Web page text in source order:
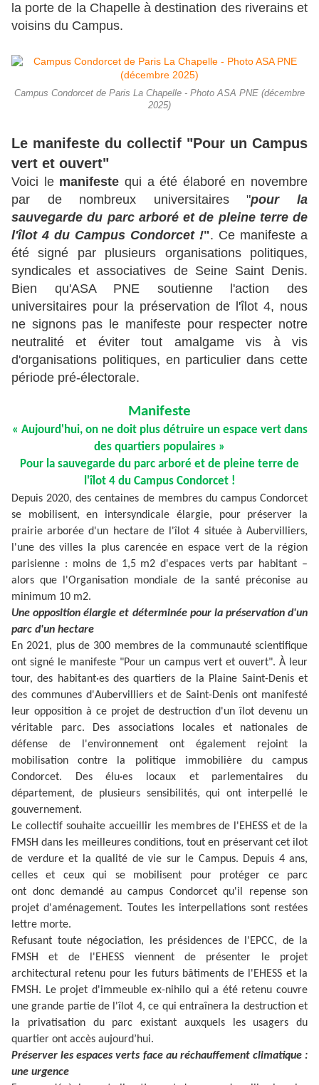
la porte de la Chapelle à destination des riverains et
voisins du Campus.
Campus Condorcet de Paris La Chapelle - Photo ASA PNE (décembre
2025)
Le manifeste du collectif "Pour un Campus
vert et ouvert"
Voici le manifeste qui a été élaboré en novembre
par de nombreux universitaires "pour la
sauvegarde du parc arboré et de pleine terre de
l'îlot 4 du Campus Condorcet !". Ce manifeste a
été signé par plusieurs organisations politiques,
syndicales et associatives de Seine Saint Denis.
Bien qu'ASA PNE soutienne l'action des
universitaires pour la préservation de l'îlot 4, nous
ne signons pas le manifeste pour respecter notre
neutralité et éviter tout amalgame vis à vis
d'organisations politiques, en particulier dans cette
période pré-électorale.
Manifeste
« Aujourd'hui, on ne doit plus détruire un espace vert dans
des quartiers populaires »
Pour la sauvegarde du parc arboré et de pleine terre de
l'îlot 4 du Campus Condorcet !
Depuis 2020, des centaines de membres du campus Condorcet
se mobilisent, en intersyndicale élargie, pour préserver la
prairie arborée d'un hectare de l'îlot 4 située à Aubervilliers,
l'une des villes la plus carencée en espace vert de la région
parisienne : moins de 1,5 m2 d'espaces verts par habitant –
alors que l'Organisation mondiale de la santé préconise au
minimum 10 m2.
Une opposition élargie et déterminée pour la préservation d'un
parc d'un hectare
En 2021, plus de 300 membres de la communauté scientifique
ont signé le manifeste "Pour un campus vert et ouvert". À leur
tour, des habitant·es des quartiers de la Plaine Saint-Denis et
des communes d'Aubervilliers et de Saint-Denis ont manifesté
leur opposition à ce projet de destruction d'un îlot devenu un
véritable parc. Des associations locales et nationales de
défense de l'environnement ont également rejoint la
mobilisation contre la politique immobilière du campus
Condorcet. Des élu·es locaux et parlementaires du
département, de plusieurs sensibilités, qui ont interpellé le
gouvernement.
Le collectif souhaite accueillir les membres de l'EHESS et de la
FMSH dans les meilleures conditions, tout en préservant cet ilot
de verdure et la qualité de vie sur le Campus. Depuis 4 ans,
celles et ceux qui se mobilisent pour protéger ce parc
ont donc demandé au campus Condorcet qu'il repense son
projet d'aménagement. Toutes les interpellations sont restées
lettre morte.
Refusant toute négociation, les présidences de l'EPCC, de la
FMSH et de l'EHESS viennent de présenter le projet
architectural retenu pour les futurs bâtiments de l'EHESS et la
FMSH. Le projet d'immeuble ex-nihilo qui a été retenu couvre
une grande partie de l'îlot 4, ce qui entraînera la destruction et
la privatisation du parc existant auxquels les usagers du
quartier ont accès aujourd’hui.
Préserver les espaces verts face au réchauffement climatique :
une urgence